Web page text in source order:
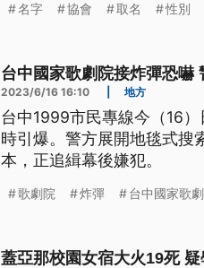
名字 協會 取名 性別
台中國家歌劇院接炸彈恐嚇
2023/6/16 16:10 地方
台中1999市民專線今（16
時引爆。警方展開地毯式搜
本，正追緝幕後嫌犯。
歌劇院 炸彈 台中國家歌
蓋亞那校園女宿大火19死